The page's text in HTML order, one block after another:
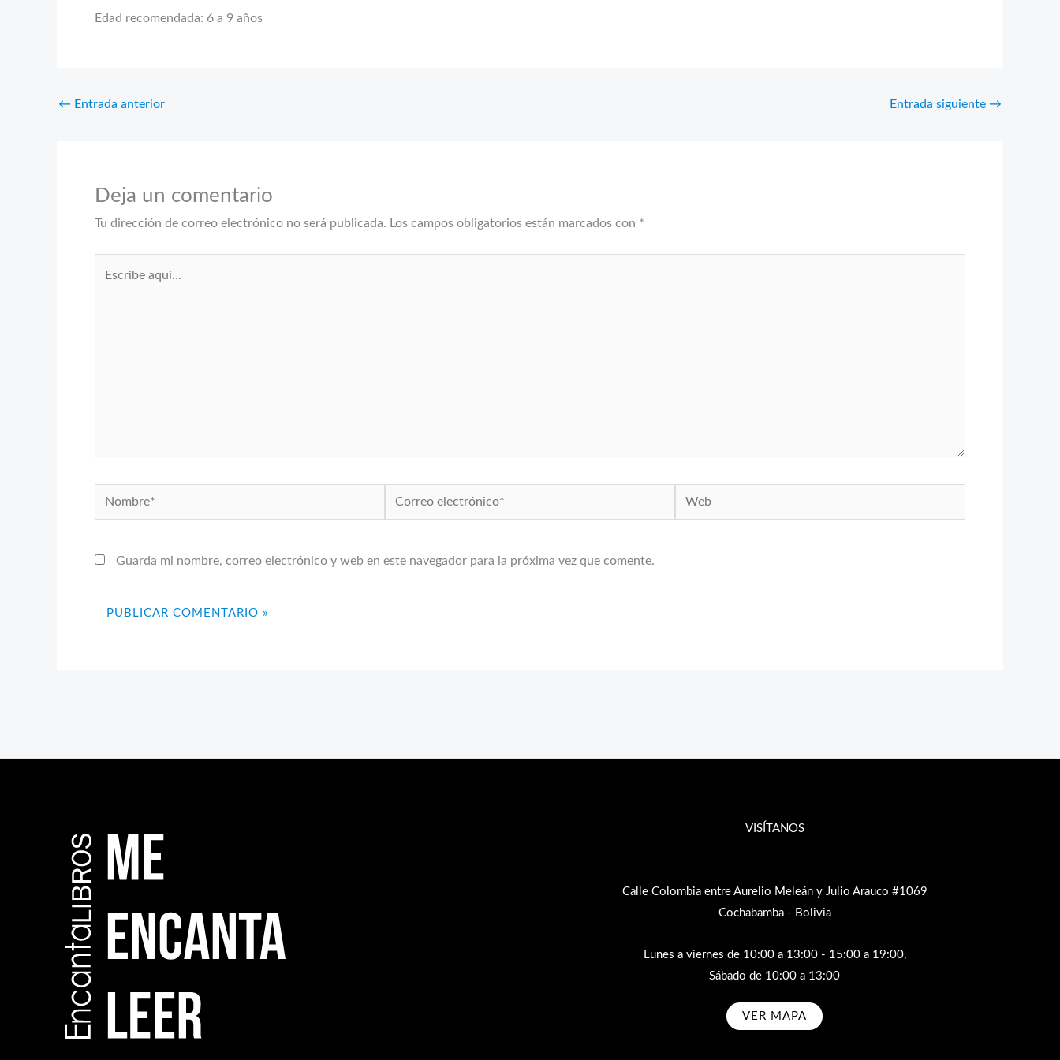
Edad recomendada: 6 a 9 años
← Entrada anterior Entrada siguiente →
Deja un comentario
Tu dirección de correo electrónico no será publicada. Los campos obligatorios están marcados con *
Nombre*
Correo
electrónico*
Web
Guarda mi nombre, correo electrónico y web en este navegador para la próxima vez que comente.
VISÍTANOS
Calle Colombia entre Aurelio Meleán y Julio Arauco #1069
Cochabamba - Bolivia
Lunes a viernes de 10:00 a 13:00 - 15:00 a 19:00,
Sábado de 10:00 a 13:00
VER MAPA